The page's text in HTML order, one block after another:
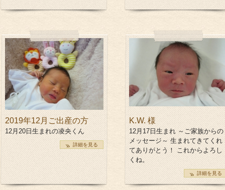
2019年12月ご出産の方
12月20日生まれの凌央くん
詳細を見る
K.W. 様
12月17日生まれ ～ご家族からの
メッセージ～ 生まれてきてくれ
てありがとう！ これからよろし
くね。
詳細を見る
お電話でのお問
初めての方